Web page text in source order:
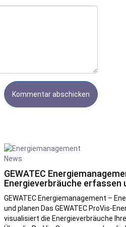
News
GEWATEC
Energieverbräuche erfassen
GEWATEC Energiemanagement –
und planen Das GEWATEC ProVis-
visualisiert die Energieverbräuche